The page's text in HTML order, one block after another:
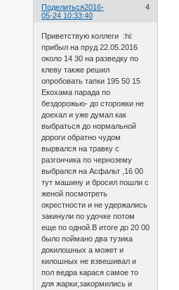
Поделиться 4
2016-
05-24 10:33:40
Приветствую коллеги :hi:
прибыл на пруд 22.05.2016
около 14 30 на разведку по
клеву также решил
опробовать тапки 195 50 15
Екохама парада по
бездорожью- до сторожки не
доехал и уже думал как
выбраться до нормальной
дороги обратно чудом
вырвался на травку с
разгончика по чернозему
выбрался на Асфальт ,16 00
тут машину и бросил пошли с
женой посмотреть
окрестности и не удержались
закинули по удочке потом
еще по одной.В итоге до 20 00
было поймано два тузика
докилошных а может и
килошных не взвешивал и
пол ведра карася самое то
для жарки,закормились и